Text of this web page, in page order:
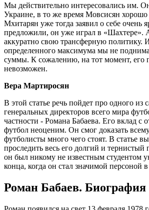
Мы действительно интересовались им.
Украине, в то же время Мовсисян хорошо
Мхитарян уже тогда заявил о себе очень
предложили, он уже играл в «Шахтере».
аккуратно свою трансферную политику.
определенного максимума мы не
суммы. К сожалению, на тот момент, его
невозможен.
Вера Мартиросян
В этой статье речь пойдет про одного
генеральных директоров всего мира
частности - Романа Бабаева. Его вклад с
футбол неоценим. Он смог доказать
футболисты много чего стоят. В статье
проследить весь его долгий и тернистый
он был никому не известным студентом
конца, когда он стал значимой персоной
Роман Бабаев. Биография